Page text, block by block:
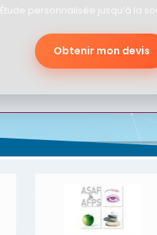
Étude personnalisée jusqu’à la
Obtenir mon devis